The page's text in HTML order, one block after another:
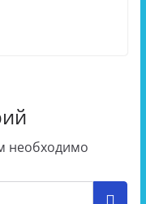
необходимо